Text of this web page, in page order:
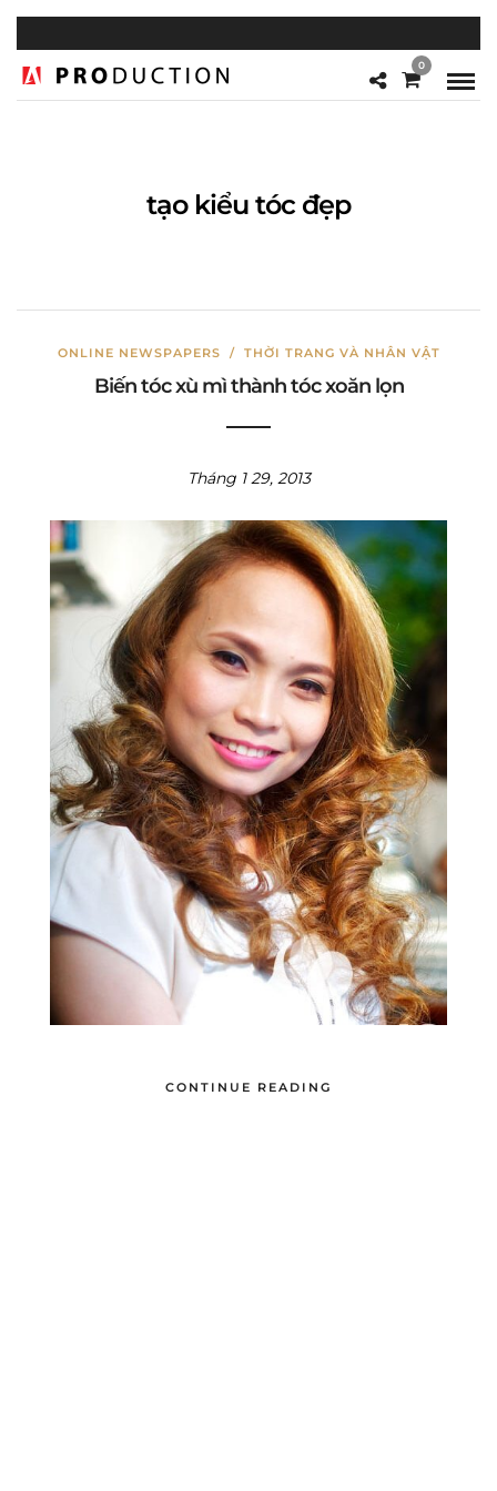
0
tạo kiểu tóc đẹp
ONLINE NEWSPAPERS / THỜI TRANG VÀ NHÂN VẬT
Biến tóc xù mì thành tóc xoăn lọn
Tháng 1 29, 2013
CONTINUE READING